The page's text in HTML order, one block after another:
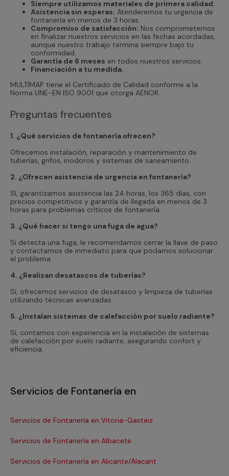
Siempre utilizamos materiales de primera calidad.
Asistencia sin esperas: Atenderemos tu urgencia de
fontanería en menos de 3 horas.
Compromiso de satisfacción: Nos comprometemos
en finalizar nuestros servicios en las fechas acordadas,
aunque nuestro trabajo termina siempre bajo tu
conformidad.
Garantía de 6 meses en todos nuestros servicios.
Financiación a tu medida.
MULTIMAP tiene el Certificado de Calidad conforme a la
Norma UNE-EN ISO 9001 que otorga AENOR.
Preguntas frecuentes
1. ¿Qué servicios de fontanería ofrecen?
Ofrecemos instalación, reparación y mantenimiento de
tuberías, grifos, inodoros y sistemas de saneamiento.
2. ¿Ofrecen asistencia de urgencia en fontanería?
Sí, garantizamos asistencia las 24 horas, los 365 días, con
precios competitivos y garantía de llegada en menos de 3
horas para problemas críticos de fontanería.
3. ¿Qué hacer si tengo una fuga de agua?
Si detecta una fuga, le recomendamos cerrar la llave de paso
y contactarnos de inmediato para que podamos solucionar
el problema.
4. ¿Realizan desatascos de tuberías?
Sí, ofrecemos servicios de desatasco y limpieza de tuberías
utilizando técnicas avanzadas.
5. ¿Instalan sistemas de calefacción por suelo radiante?
Sí, contamos con experiencia en la instalación de sistemas
de calefacción por suelo radiante, asegurando confort y
eficiencia.
Servicios de Fontanería en
Servicios de Fontanería en Vitoria-Gasteiz
Servicios de Fontanería en Albacete
Servicios de Fontanería en Alicante/Alacant